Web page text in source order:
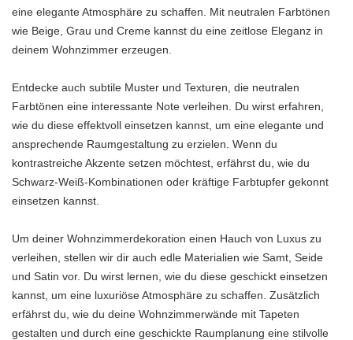
eine elegante Atmosphäre zu schaffen. Mit neutralen Farbtönen
wie Beige, Grau und Creme kannst du eine zeitlose Eleganz in
deinem Wohnzimmer erzeugen.
Entdecke auch subtile Muster und Texturen, die neutralen
Farbtönen eine interessante Note verleihen. Du wirst erfahren,
wie du diese effektvoll einsetzen kannst, um eine elegante und
ansprechende Raumgestaltung zu erzielen. Wenn du
kontrastreiche Akzente setzen möchtest, erfährst du, wie du
Schwarz-Weiß-Kombinationen oder kräftige Farbtupfer gekonnt
einsetzen kannst.
Um deiner Wohnzimmerdekoration einen Hauch von Luxus zu
verleihen, stellen wir dir auch edle Materialien wie Samt, Seide
und Satin vor. Du wirst lernen, wie du diese geschickt einsetzen
kannst, um eine luxuriöse Atmosphäre zu schaffen. Zusätzlich
erfährst du, wie du deine Wohnzimmerwände mit Tapeten
gestalten und durch eine geschickte Raumplanung eine stilvolle